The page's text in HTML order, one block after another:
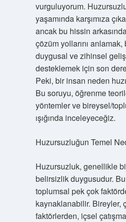
vurguluyorum.
yaşamında karşımıza
ancak bu hissin
çözüm yollarını
duygusal ve zihinsel
desteklemek için son
Peki, bir insan neden
Bu soruyu, öğrenme
yöntemler ve bireysel/
ışığında inceleyeceğiz.
Huzursuzluğun Temel
Huzursuzluk, genellikle
belirsizlik duygusudur.
toplumsal pek çok
kaynaklanabilir. Bireyler,
faktörlerden, içsel